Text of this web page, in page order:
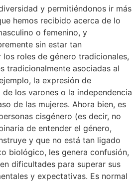
y permitiéndonos ir más
hemos recibido acerca de lo
o femenino, y
sin estar tan
roles de género tradicionales,
tradicionalmente asociadas al
la expresión de
los varones o la independencia
de las mujeres. Ahora bien, es
cisgénero (es decir, no
de entender el género,
y que no está tan ligado
biológico, les genera confusión,
dificultades para superar sus
y expectativas. Es normal